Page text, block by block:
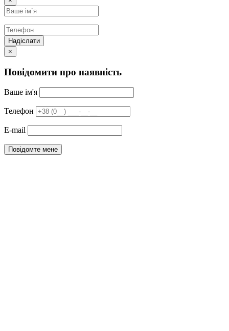
Надіслати
×
Повідомити про наявність
Ваше ім'я
Телефон
E-mail
Повідомте мене